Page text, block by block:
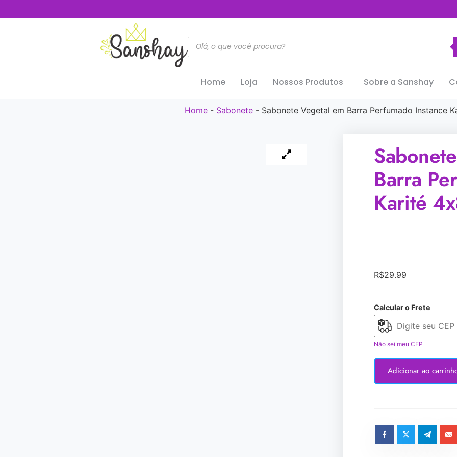
Home Loja Nossos Produtos Sobre a Sanshay
Home - Sabonete - Sabonete Vegetal em Barra Perfumado Instance
Barra
Karité
R$29.99
Calcular o Frete
Não sei meu CEP
Adicionar ao